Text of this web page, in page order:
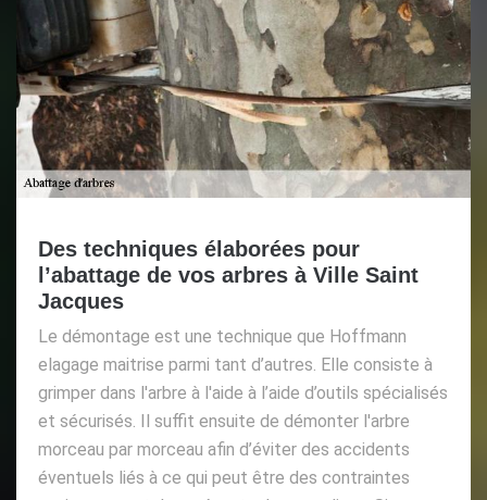
Des techniques élaborées pour
l’abattage de vos arbres à Ville Saint
Jacques
Le démontage est une technique que Hoffmann
elagage maitrise parmi tant d’autres. Elle consiste à
grimper dans l'arbre à l'aide à l’aide d’outils spécialisés
et sécurisés. Il suffit ensuite de démonter l'arbre
morceau par morceau afin d’éviter des accidents
éventuels liés à ce qui peut être des contraintes